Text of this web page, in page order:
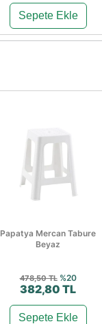
Sepete Ekle
Papatya Mercan Tabure
Beyaz
478,50 TL %20
382,80 TL
Sepete Ekle